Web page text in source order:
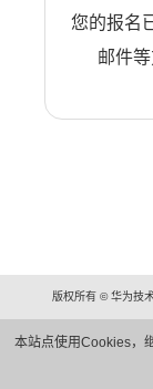
本站点使用Cookies，
您的报名
邮件
版权所有 © 华为技